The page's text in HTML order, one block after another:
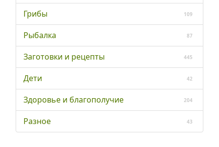
Грибы 109
Рыбалка 87
Заготовки и рецепты 445
Дети 42
Здоровье и благополучие 204
Разное 43